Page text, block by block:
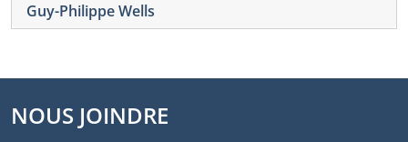
Guy-Philippe Wells
NOUS JOINDRE